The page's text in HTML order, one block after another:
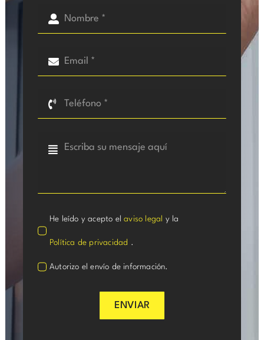
He leído y acepto elaviso legal y la
Política de privacidad .
Autorizo el envío de información.
ENVIAR